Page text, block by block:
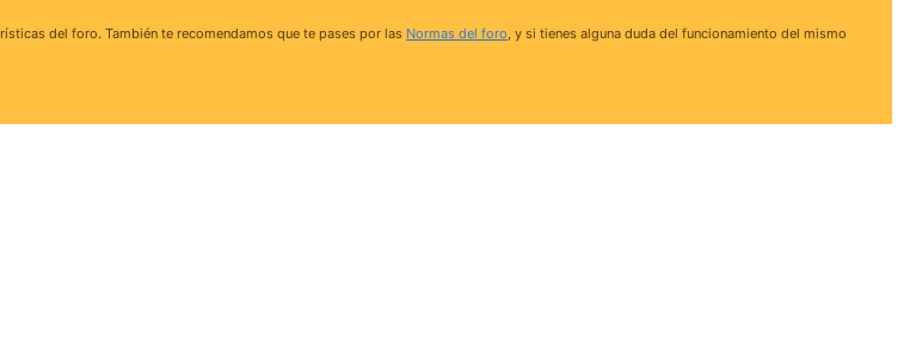
del foro. También te recomendamos que te pases por las Normas del foro, y si tienes alguna duda del funcionamiento del mismo